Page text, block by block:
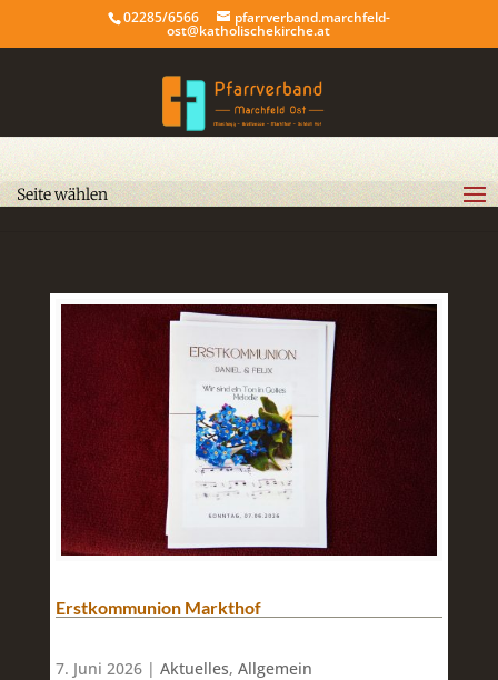
02285/6566 pfarrverband.marchfeld-
ost@katholischekirche.at
Seite wählen
Erstkommunion Markthof
7. Juni 2026 | Aktuelles, Allgemein